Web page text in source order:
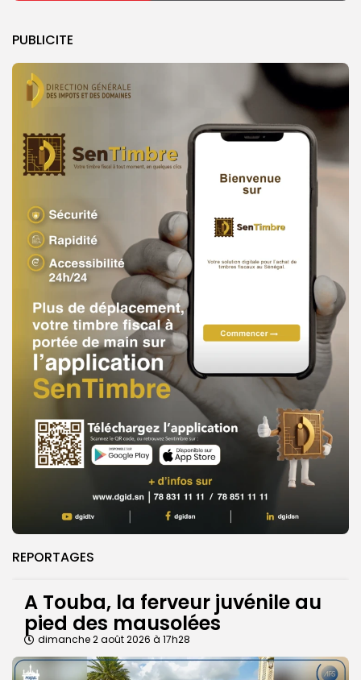
PUBLICITE
REPORTAGES
A Touba, la ferveur juvénile au
pied des mausolées
dimanche 2 août 2026 à 17h28